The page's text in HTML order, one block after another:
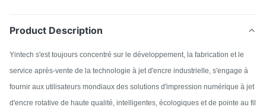
Product Description
Yintech s'est toujours concentré sur le développement, la fabrication et le
service après-vente de la technologie à jet d'encre industrielle, s'engage à
fournir aux utilisateurs mondiaux des solutions d'impression numérique à jet
d'encre rotative de haute qualité, intelligentes, écologiques et de pointe au fil